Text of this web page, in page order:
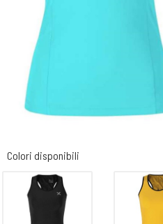
Colori disponibili